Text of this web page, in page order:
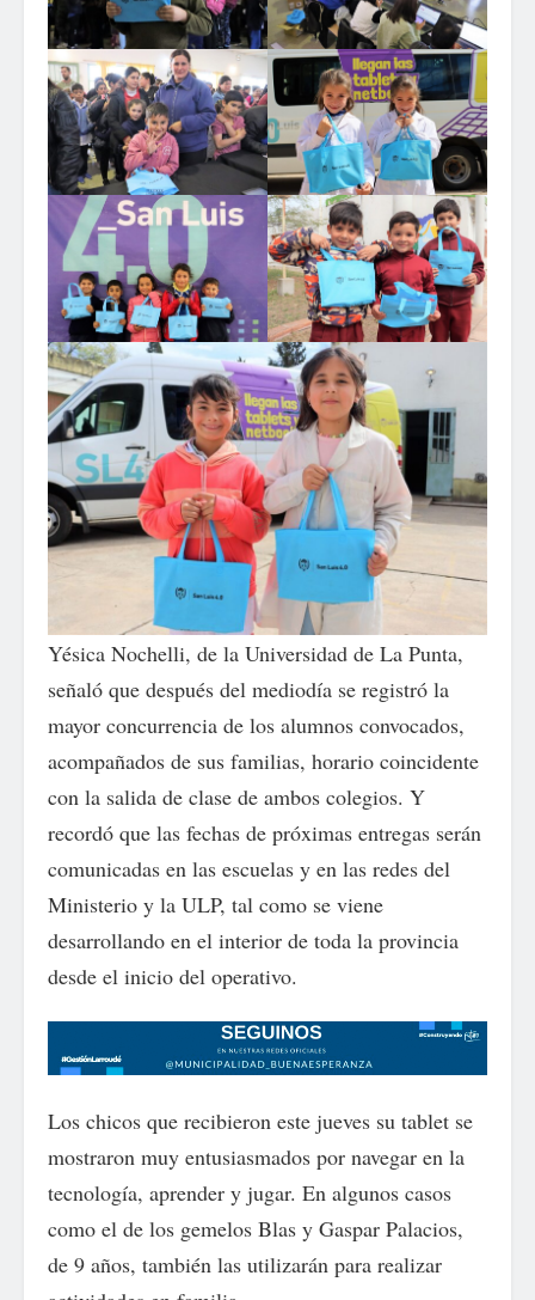
Yésica Nochelli, de la Universidad de La Punta,
señaló que después del mediodía se registró la
mayor concurrencia de los alumnos convocados,
acompañados de sus familias, horario coincidente
con la salida de clase de ambos colegios. Y
recordó que las fechas de próximas entregas serán
comunicadas en las escuelas y en las redes del
Ministerio y la ULP, tal como se viene
desarrollando en el interior de toda la provincia
desde el inicio del operativo.
Los chicos que recibieron este jueves su tablet se
mostraron muy entusiasmados por navegar en la
tecnología, aprender y jugar. En algunos casos
como el de los gemelos Blas y Gaspar Palacios,
de 9 años, también las utilizarán para realizar